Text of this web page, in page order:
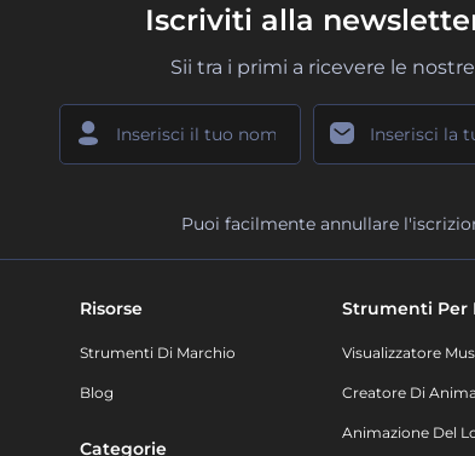
Iscriviti alla
Sii tra i primi a ricevere le
Puoi facilmente annullare
Risorse
Strumenti Di Marchio
Blog
Categorie
Strumenti Per
Visualizzatore
Creatore Di
Animazione Del